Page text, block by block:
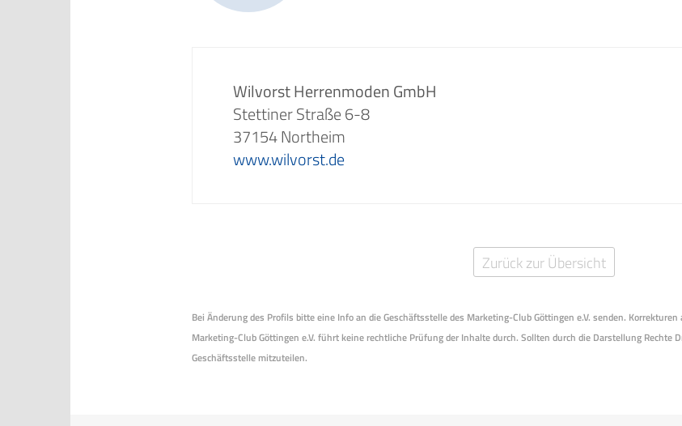
Wilvorst Herrenmoden GmbH
Stettiner Straße 6-8
37154 Northeim
www.wilvorst.de
Zurück zur Übersicht
Bei Änderung des Profils bitte eine Info an die Geschäftsstelle des Marketing-Club Göttingen e.V. senden.
Marketing-Club Göttingen e.V. führt keine rechtliche Prüfung der Inhalte durch. Sollten durch die Darstellung Rechte
Geschäftsstelle mitzuteilen.